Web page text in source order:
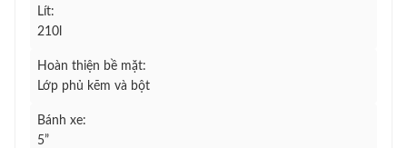
Lít:
210l
Hoàn thiện bề mặt:
Lớp phủ kẽm và bột
Bánh xe:
5”